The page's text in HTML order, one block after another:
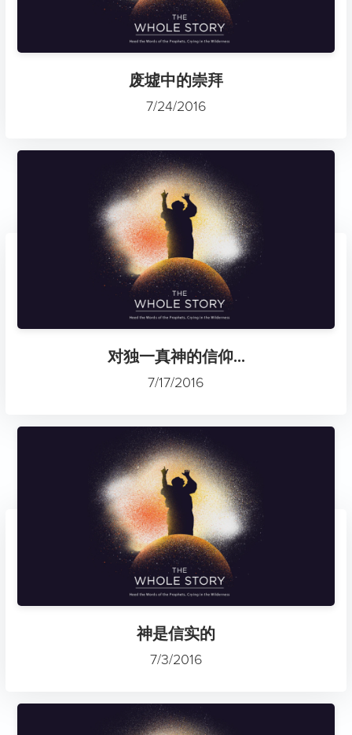
废墟中的崇拜
7/24/2016
对独一真神的信仰...
7/17/2016
神是信实的
7/3/2016